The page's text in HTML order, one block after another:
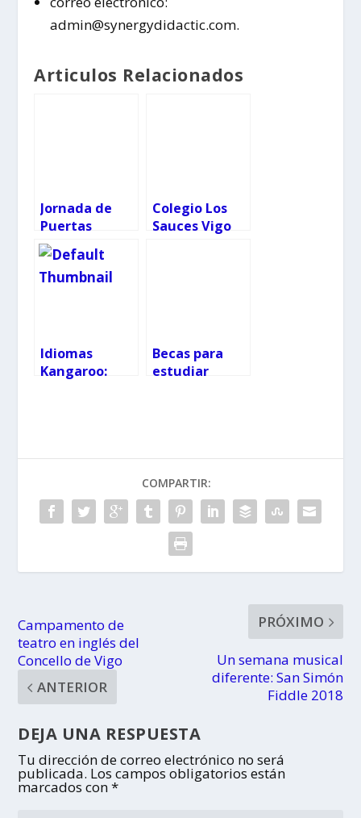
admin@synergydidactic.com.
Articulos Relacionados
Jornada de
Puertas
Abiertas Pazo
Vilariño
English-
Colegio Los
Sauces Vigo
Idiomas
Kangaroo:
mucho más
Becas para
estudiar
COMPARTIR:
Campamento de
teatro en inglés del
Concello de Vigo
ANTERIOR
PRÓXIMO
Un semana musical
diferente: San Simón
Fiddle 2018
DEJA UNA RESPUESTA
Tu dirección de correo electrónico no será
publicada. Los campos obligatorios están
marcados con*